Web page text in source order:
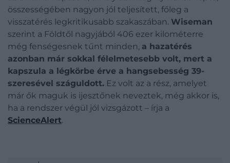
összességében nagyon jól teljesített, főleg a
visszatérés legkritikusabb szakaszában. Wiseman
szerint a Földtől nagyjából 406 ezer kilométerre
még fenségesnek tűnt minden, a hazatérés
azonban már sokkal félelmetesebb volt, mert a
kapszula a légkörbe érve a hangsebesség 39-
szeresével száguldott. Ez volt az a rész, amelyet
már ők maguk is ijesztőnek neveztek, még akkor is,
ha a rendszer végül jól vizsgázott – írja a
ScienceAlert.